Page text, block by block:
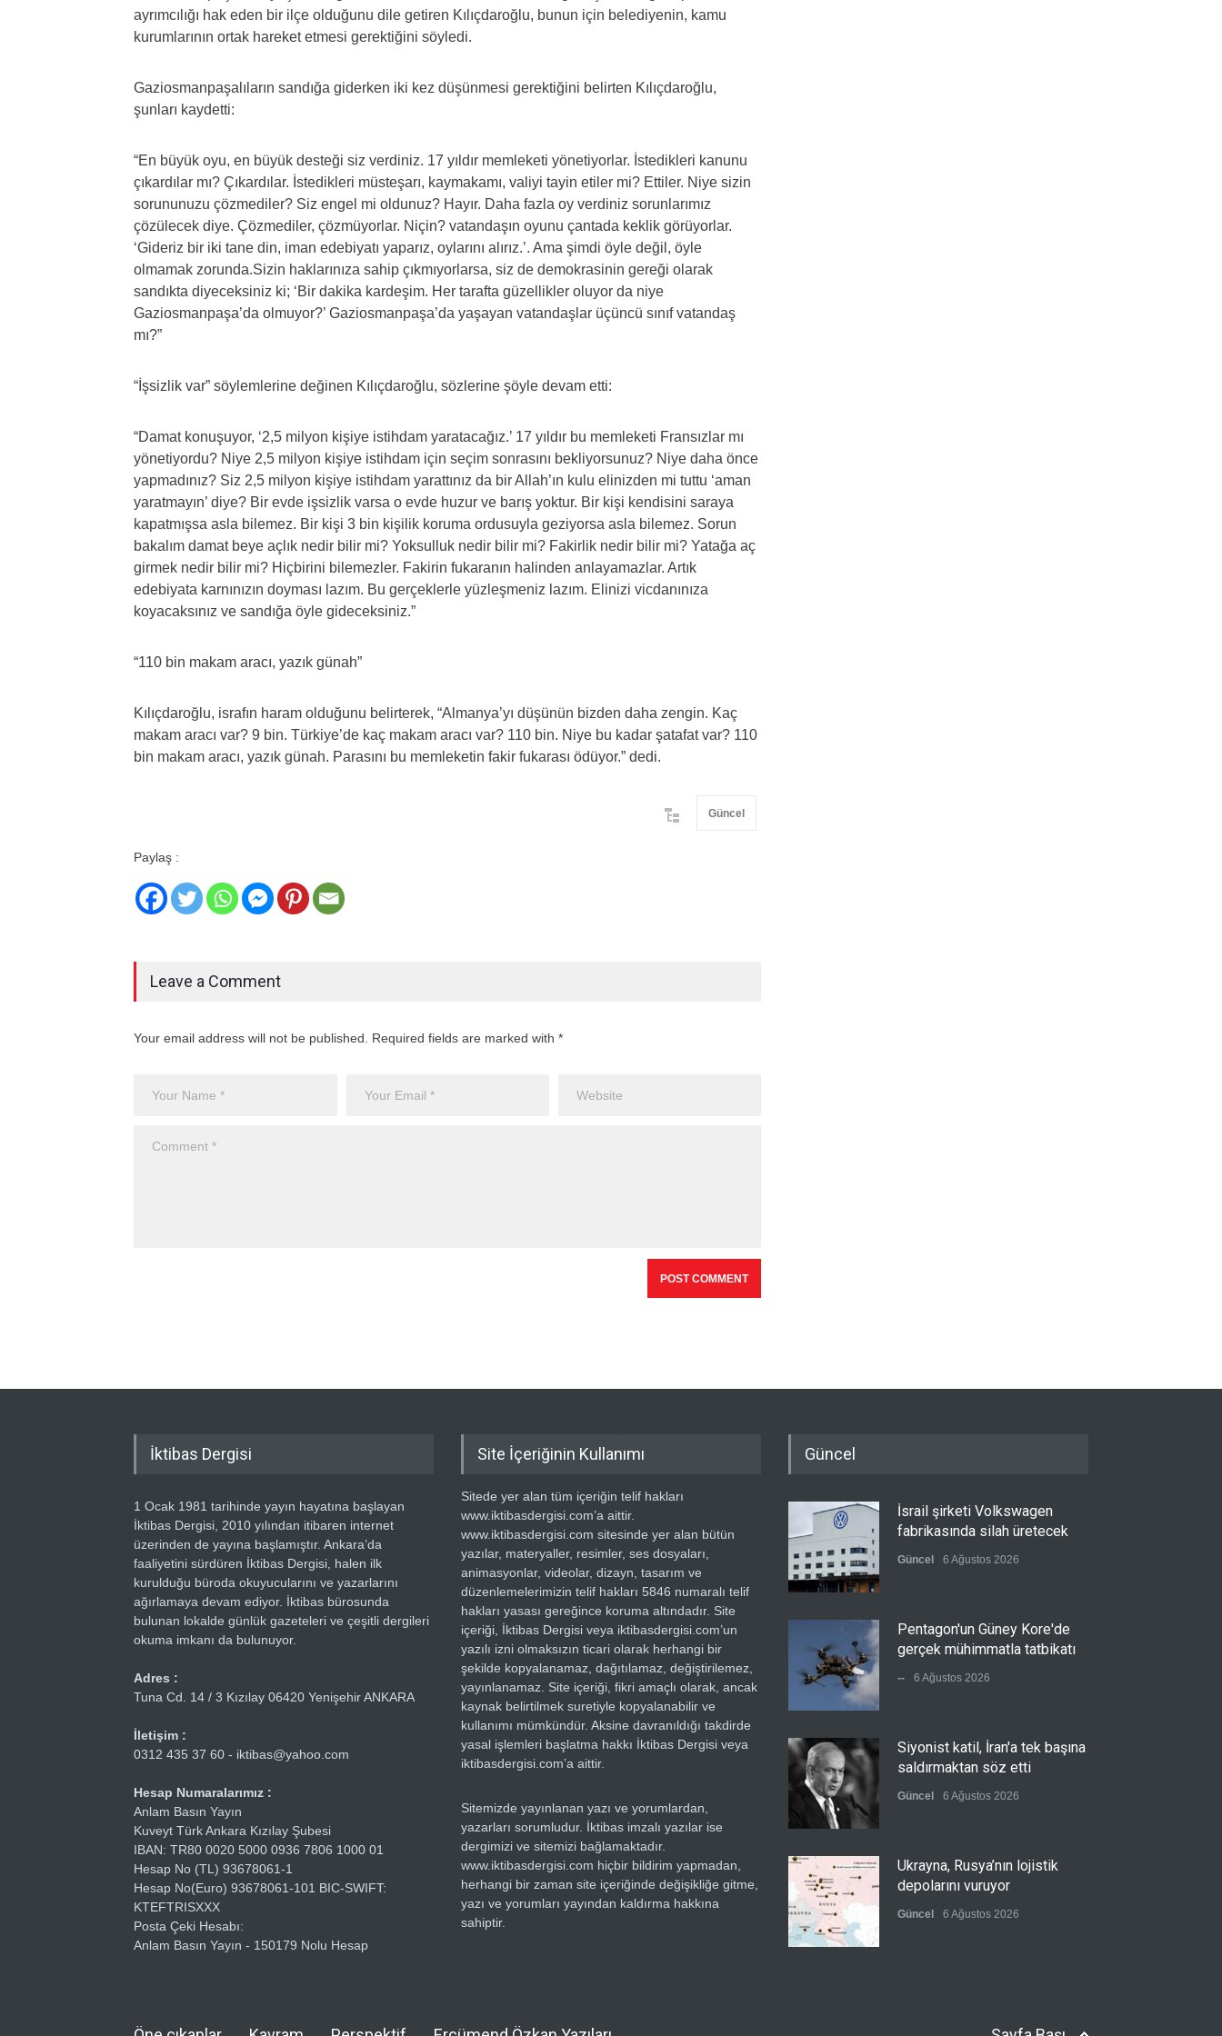
ayrımcılığı hak eden bir ilçe olduğunu dile getiren Kılıçdaroğlu, bunun için belediyenin, kamu
kurumlarının ortak hareket etmesi gerektiğini söyledi.
Gaziosmanpaşalıların sandığa giderken iki kez düşünmesi gerektiğini belirten Kılıçdaroğlu,
şunları kaydetti:
“En büyük oyu, en büyük desteği siz verdiniz. 17 yıldır memleketi yönetiyorlar. İstedikleri kanunu
çıkardılar mı? Çıkardılar. İstedikleri müsteşarı, kaymakamı, valiyi tayin etiler mi? Ettiler. Niye sizin
sorununuzu çözmediler? Siz engel mi oldunuz? Hayır. Daha fazla oy verdiniz sorunlarımız
çözülecek diye. Çözmediler, çözmüyorlar. Niçin? vatandaşın oyunu çantada keklik görüyorlar.
‘Gideriz bir iki tane din, iman edebiyatı yaparız, oylarını alırız.’. Ama şimdi öyle değil, öyle
olmamak zorunda.Sizin haklarınıza sahip çıkmıyorlarsa, siz de demokrasinin gereği olarak
sandıkta diyeceksiniz ki; ‘Bir dakika kardeşim. Her tarafta güzellikler oluyor da niye
Gaziosmanpaşa’da olmuyor?’ Gaziosmanpaşa’da yaşayan vatandaşlar üçüncü sınıf vatandaş
mı?”
“İşsizlik var” söylemlerine değinen Kılıçdaroğlu, sözlerine şöyle devam etti:
“Damat konuşuyor, ‘2,5 milyon kişiye istihdam yaratacağız.’ 17 yıldır bu memleketi Fransızlar mı
yönetiyordu? Niye 2,5 milyon kişiye istihdam için seçim sonrasını bekliyorsunuz? Niye daha önce
yapmadınız? Siz 2,5 milyon kişiye istihdam yarattınız da bir Allah’ın kulu elinizden mi tuttu ‘aman
yaratmayın’ diye? Bir evde işsizlik varsa o evde huzur ve barış yoktur. Bir kişi kendisini saraya
kapatmışsa asla bilemez. Bir kişi 3 bin kişilik koruma ordusuyla geziyorsa asla bilemez. Sorun
bakalım damat beye açlık nedir bilir mi? Yoksulluk nedir bilir mi? Fakirlik nedir bilir mi? Yatağa aç
girmek nedir bilir mi? Hiçbirini bilemezler. Fakirin fukaranın halinden anlayamazlar. Artık
edebiyata karnınızın doyması lazım. Bu gerçeklerle yüzleşmeniz lazım. Elinizi vicdanınıza
koyacaksınız ve sandığa öyle gideceksiniz.”
“110 bin makam aracı, yazık günah”
Kılıçdaroğlu, israfın haram olduğunu belirterek, “Almanya’yı düşünün bizden daha zengin. Kaç
makam aracı var? 9 bin. Türkiye’de kaç makam aracı var? 110 bin. Niye bu kadar şatafat var? 110
bin makam aracı, yazık günah. Parasını bu memleketin fakir fukarası ödüyor.” dedi.
Güncel
Paylaş :
Leave a Comment
Your email address will not be published. Required fields are marked with *
İktibas Dergisi
1 Ocak 1981 tarihinde yayın hayatına başlayan
İktibas Dergisi, 2010 yılından itibaren internet
üzerinden de yayına başlamıştır. Ankara’da
faaliyetini sürdüren İktibas Dergisi, halen ilk
kurulduğu büroda okuyucularını ve yazarlarını
ağırlamaya devam ediyor. İktibas bürosunda
bulunan lokalde günlük gazeteleri ve çeşitli dergileri
okuma imkanı da bulunuyor.
Adres :
Tuna Cd. 14 / 3 Kızılay 06420 Yenişehir ANKARA
İletişim :
0312 435 37 60 - iktibas@yahoo.com
Hesap Numaralarımız :
Anlam Basın Yayın
Kuveyt Türk Ankara Kızılay Şubesi
IBAN: TR80 0020 5000 0936 7806 1000 01
Hesap No (TL) 93678061-1
Hesap No(Euro) 93678061-101 BIC-SWIFT:
KTEFTRISXXX
Posta Çeki Hesabı:
Anlam Basın Yayın - 150179 Nolu Hesap
Site İçeriğinin Kullanımı
Sitede yer alan tüm içeriğin telif hakları
www.iktibasdergisi.com’a aittir.
www.iktibasdergisi.com sitesinde yer alan bütün
yazılar, materyaller, resimler, ses dosyaları,
animasyonlar, videolar, dizayn, tasarım ve
düzenlemelerimizin telif hakları 5846 numaralı telif
hakları yasası gereğince koruma altındadır. Site
içeriği, İktibas Dergisi veya iktibasdergisi.com’un
yazılı izni olmaksızın ticari olarak herhangi bir
şekilde kopyalanamaz, dağıtılamaz, değiştirilemez,
yayınlanamaz. Site içeriği, fikri amaçlı olarak, ancak
kaynak belirtilmek suretiyle kopyalanabilir ve
kullanımı mümkündür. Aksine davranıldığı takdirde
yasal işlemleri başlatma hakkı İktibas Dergisi veya
iktibasdergisi.com’a aittir.
Sitemizde yayınlanan yazı ve yorumlardan,
yazarları sorumludur. İktibas imzalı yazılar ise
dergimizi ve sitemizi bağlamaktadır.
www.iktibasdergisi.com hiçbir bildirim yapmadan,
herhangi bir zaman site içeriğinde değişikliğe gitme,
yazı ve yorumları yayından kaldırma hakkına
sahiptir.
Güncel
İsrail şirketi Volkswagen
fabrikasında silah üretecek
Güncel 6 Ağustos 2026
Pentagon'un Güney Kore'de
gerçek mühimmatla tatbikatı
-- 6 Ağustos 2026
Siyonist katil, İran'a tek başına
saldırmaktan söz etti
Güncel 6 Ağustos 2026
Ukrayna, Rusya’nın lojistik
depolarını vuruyor
Güncel 6 Ağustos 2026
6 Ağustos 2026